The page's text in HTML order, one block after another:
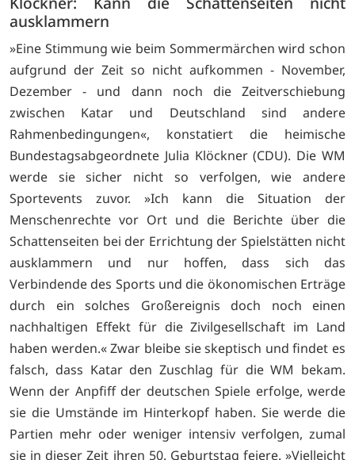
ausklammern
»Eine Stimmung wie beim Sommermärchen wird schon
aufgrund der Zeit so nicht aufkommen - November,
Dezember - und dann noch die Zeitverschiebung
zwischen Katar und Deutschland sind andere
Rahmenbedingungen«, konstatiert die heimische
Bundestagsabgeordnete Julia Klöckner (CDU). Die WM
werde sie sicher nicht so verfolgen, wie andere
Sportevents zuvor. »Ich kann die Situation der
Menschenrechte vor Ort und die Berichte über die
Schattenseiten bei der Errichtung der Spielstätten nicht
ausklammern und nur hoffen, dass sich das
Verbindende des Sports und die ökonomischen Erträge
durch ein solches Großereignis doch noch einen
nachhaltigen Effekt für die Zivilgesellschaft im Land
haben werden.« Zwar bleibe sie skeptisch und findet es
falsch, dass Katar den Zuschlag für die WM bekam.
Wenn der Anpfiff der deutschen Spiele erfolge, werde
sie die Umstände im Hinterkopf haben. Sie werde die
Partien mehr oder weniger intensiv verfolgen, zumal
sie in dieser Zeit ihren 50. Geburtstag feiere. »Vielleicht